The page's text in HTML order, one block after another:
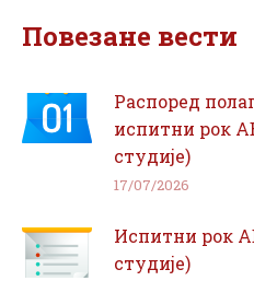
Повезане вести
Распоред
испитни рок
студије)
17/07/2026
Испитни рок
студије)